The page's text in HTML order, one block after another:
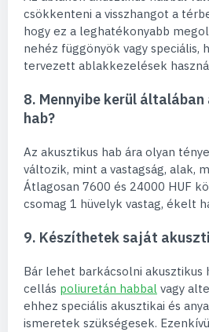
csökkenteni a visszhangot a
hogy ez a leghatékonyabb
nehéz függönyök vagy speciális,
tervezett ablakkezelések
8. Mennyibe kerül
hab?
Az akusztikus hab ára olyan
változik, mint a vastagság, alak,
Átlagosan 7600 és 24000 HUF
csomag 1 hüvelyk vastag, ékelt
9. Készíthetek saját
Bár lehet barkácsolni akusztikus
cellás poliuretán habbal vagy
ehhez speciális akusztikai és
ismeretek szükségesek.